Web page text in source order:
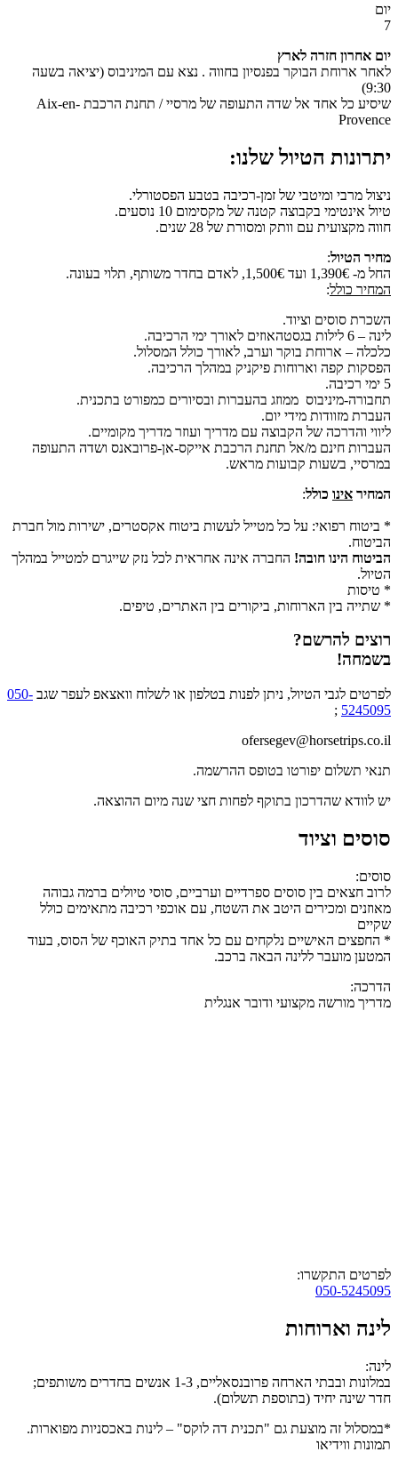
יום
7
יום אחרון חזרה לארץ
לאחר ארוחת הבוקר בפנסיון בחווה . נצא עם המיניבוס (יציאה בשעה
9:30)
שיסיע כל אחד אל שדה התעופה של מרסיי / תחנת הרכבת Aix-en-
Provence
יתרונות הטיול שלנו:
ניצול מרבי ומיטבי של זמן-רכיבה בטבע הפסטורלי.
טיול אינטימי בקבוצה קטנה של מקסימום 10 נוסעים.
חווה מקצועית עם וותק ומסורת של 28 שנים.
מחיר הטיול:
החל מ- 1,390€ ועד 1,500€, לאדם בחדר משותף, תלוי בעונה.
המחיר כולל:
השכרת סוסים וציוד.
לינה – 6 לילות בגסטהאוזים לאורך ימי הרכיבה.
כלכלה – ארוחת בוקר וערב, לאורך כולל המסלול.
הפסקות קפה וארוחות פיקניק במהלך הרכיבה.
5 ימי רכיבה.
תחבורה-מיניבוס ממוזג בהעברות ובסיורים כמפורט בתכנית.
העברת מזוודות מידי יום.
ליווי והדרכה של הקבוצה עם מדריך ועוזר מדריך מקומיים.
העברות חינם מ/אל תחנת הרכבת אייקס-אן-פרובאנס ושדה התעופה
במרסיי, בשעות קבועות מראש.
המחיר אינו כולל:
* ביטוח רפואי: על כל מטייל לעשות ביטוח אקסטרים, ישירות מול חברת
הביטוח.
הביטוח הינו חובה! החברה אינה אחראית לכל נזק שייגרם למטייל במהלך
הטיול.
* טיסות
* שתייה בין הארוחות, ביקורים בין האתרים, טיפים.
רוצים להרשם?
בשמחה!
לפרטים לגבי הטיול, ניתן לפנות בטלפון או לשלוח וואצאפ לעפר שגב 050-
5245095
;
ofersegev@horsetrips.co.il
תנאי תשלום יפורטו בטופס ההרשמה.
יש לוודא שהדרכון בתוקף לפחות חצי שנה מיום ההוצאה.
סוסים וציוד
סוסים:
לרוב חצאים בין סוסים ספרדיים וערביים, סוסי טיולים ברמה גבוהה
מאוזנים ומכירים היטב את השטח, עם אוכפי רכיבה מתאימים כולל
שקיים
* החפצים האישיים נלקחים עם כל אחד בתיק האוכף של הסוס, בעוד
המטען מועבר ללינה הבאה ברכב.
הדרכה:
מדריך מורשה מקצועי ודובר אנגלית
לפרטים התקשרו:
050-5245095
לינה וארוחות
לינה:
במלונות ובבתי הארחה פרובנסאליים, 1-3 אנשים בחדרים משותפים;
חדר שינה יחיד (בתוספת תשלום).
*במסלול זה מוצעת גם "תכנית דה לוקס" – לינות באכסניות מפוארות.
תמונות ווידיאו